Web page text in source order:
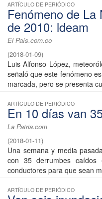
ARTÍCULO DE PERIÓDICO
Fenómeno de
de 2010: ldeam
El País.com.co
(2018-01-09)
Luis Alfonso López,
señaló que este fenómeno
marcada, pero se presenta
ARTÍCULO DE PERIÓDICO
En 10 días van
La Patria.com
(2018-01-11)
Una semana y media
con 35 derrumbes
conductores para que sean
ARTÍCULO DE PERIÓDICO